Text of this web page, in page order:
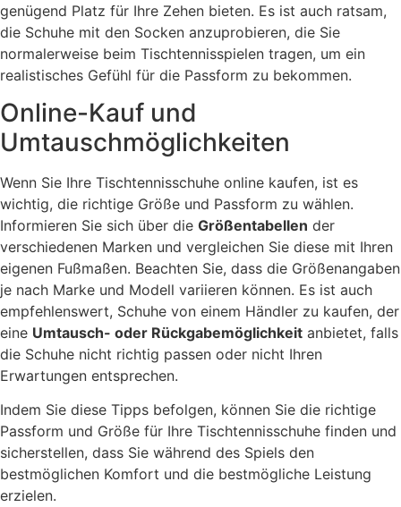
genügend Platz für Ihre Zehen bieten. Es ist auch ratsam,
die Schuhe mit den Socken anzuprobieren, die Sie
normalerweise beim Tischtennisspielen tragen, um ein
realistisches Gefühl für die Passform zu bekommen.
Online-Kauf und
Umtauschmöglichkeiten
Wenn Sie Ihre Tischtennisschuhe online kaufen, ist es
wichtig, die richtige Größe und Passform zu wählen.
Informieren Sie sich über die Größentabellen der
verschiedenen Marken und vergleichen Sie diese mit Ihren
eigenen Fußmaßen. Beachten Sie, dass die Größenangaben
je nach Marke und Modell variieren können. Es ist auch
empfehlenswert, Schuhe von einem Händler zu kaufen, der
eine Umtausch- oder Rückgabemöglichkeit anbietet, falls
die Schuhe nicht richtig passen oder nicht Ihren
Erwartungen entsprechen.
Indem Sie diese Tipps befolgen, können Sie die richtige
Passform und Größe für Ihre Tischtennisschuhe finden und
sicherstellen, dass Sie während des Spiels den
bestmöglichen Komfort und die bestmögliche Leistung
erzielen.